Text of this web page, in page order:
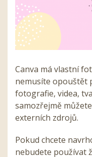
Canva má vlastní
nemusíte opouštět
fotografie, videa,
samozřejmě
externích zdrojů.
Pokud chcete
nebudete používat